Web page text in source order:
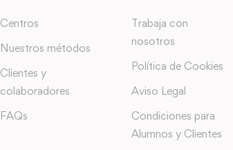
Centros
Nuestros métodos
Clientes y
colaboradores
FAQs
Trabaja con
nosotros
Política de Cookies
Aviso Legal
Condiciones para
Alumnos y Clientes